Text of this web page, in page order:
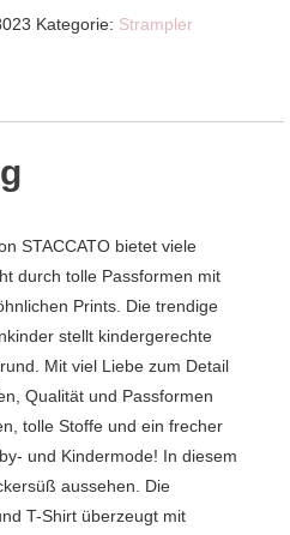
Kategorie: Strampler
STACCATO bietet viele
durch tolle Passformen mit
Prints. Die trendige
stellt kindergerechte
Mit viel Liebe zum Detail
Qualität und Passformen
tolle Stoffe und ein frecher
und Kindermode! In diesem
aussehen. Die
T-Shirt überzeugt mit